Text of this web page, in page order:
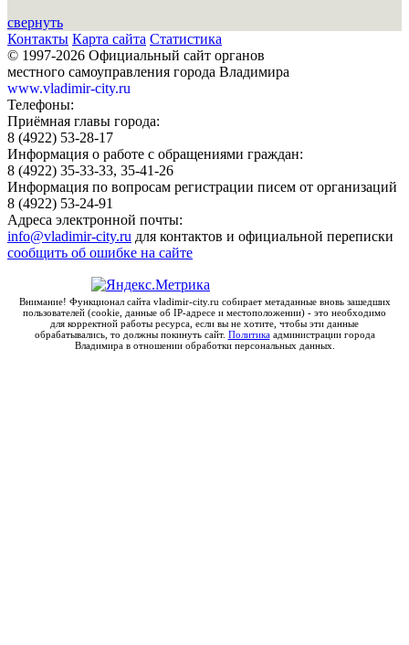
свернуть
Контакты Карта сайта Статистика
© 1997-2026 Официальный сайт органов
местного самоуправления города Владимира
www.vladimir-city.ru
Телефоны:
Приёмная главы города:
8 (4922) 53-28-17
Информация о работе с обращениями граждан:
8 (4922) 35-33-33, 35-41-26
Информация по вопросам регистрации писем от организаций
8 (4922) 53-24-91
Адреса электронной почты:
info@vladimir-city.ru для контактов и официальной переписки
сообщить об ошибке на сайте
Внимание! Функционал сайта vladimir-city.ru собирает метаданные вновь зашедших
пользователей (cookie, данные об IP-адресе и местоположении) - это необходимо
для корректной работы ресурса, если вы не хотите, чтобы эти данные
обрабатывались, то должны покинуть сайт. Политикаадминистрации города
Владимира в отношении обработки персональных данных.